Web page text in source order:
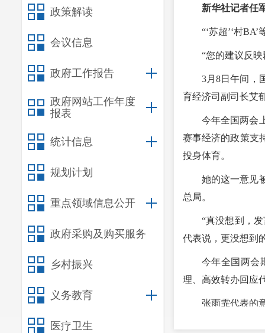
政策解读
会议信息
政府工作报告
政府网站工作年度
报表
统计信息
规划计划
重点领域信息公开
政府采购及购买服务
乡村振兴
义务教育
医疗卫生
新华社记者任
“‘苏超’‘村
“您的建议反
3月8日午间，
育经济司副司长艾
今年全国两会
赛事经济的政策支
投身体育。
她的这一意见
总局。
“真没想到，
代表说，更没想到
今年全国两会
理、高效转办回应
张雨霏代表的